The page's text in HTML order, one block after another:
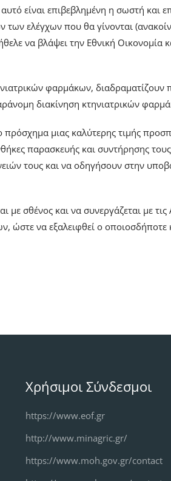
είναι επιβεβλημένη η σωστή και
ελέγχων που θα γίνονται
να βλάψει την Εθνική Οικονομία
φαρμάκων, διαδραματίζουν
διακίνηση κτηνιατρικών
πρόσχημα μιας καλύτερης τιμής
παρασκευής και συντήρησης
τους και να οδηγήσουν στην
σθένος και να συνεργάζεται με τις
να εξαλειφθεί ο οποιοσδήποτε
Χρήσιμοι Σύνδεσμοι
https://www.eof.gr
http://www.minagric.gr/
https://www.moh.gov.gr/contact